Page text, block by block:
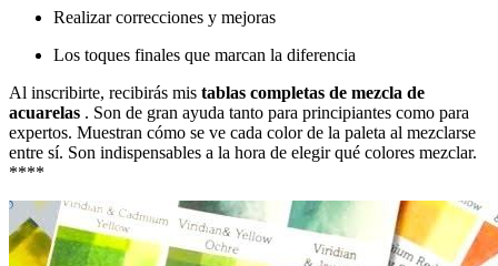
Realizar correcciones y mejoras
Los toques finales que marcan la diferencia
Al inscribirte, recibirás mis tablas completas de mezcla de
acuarelas . Son de gran ayuda tanto para principiantes como para
expertos. Muestran cómo se ve cada color de la paleta al mezclarse
entre sí. Son indispensables a la hora de elegir qué colores mezclar.
****